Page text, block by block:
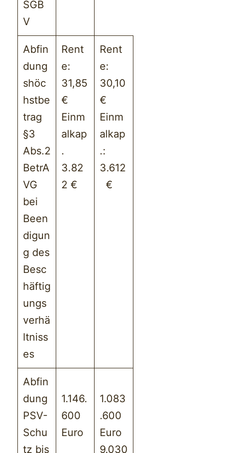
SGB
V
Abfin
dung
shöc
hstbe
trag
§3
Abs.2
BetrA
VG
bei
Been
digun
g des
Besc
häftig
ungs
verhä
ltniss
es
Rent
e:
31,85
€
Einm
alkap
.
3.82
2 €
Rent
e:
30,10
€
Einm
alkap
.:
3.612
€
Abfin
dung
PSV-
Schu
tz bis
1.146.
600
Euro
1.083
.600
Euro
9.030